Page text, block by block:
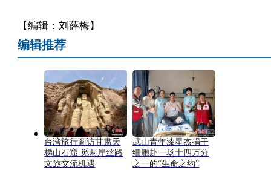
【编辑：刘薛梅】
编辑推荐
台湾旅行商访甘肃天
梯山石窟 觅两岸丝路
文旅交流机遇
武山青年漆星杰捐干
细胞赴一场十四万分
之一的“生命之约”